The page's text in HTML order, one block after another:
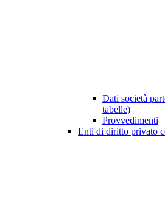
Dati società
tabelle)
Provvedimenti
Enti di diritto privato